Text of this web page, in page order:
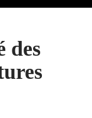
des